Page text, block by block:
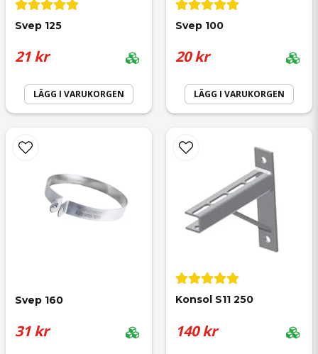
Skicka fråga
Svep 125
21 kr
LÄGG I VARUKORGEN
Svep 100
20 kr
LÄGG I VARUKORGEN
Svep 160
31 kr
Konsol S11 250
140 kr